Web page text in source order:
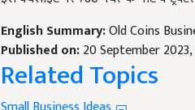
Old Coins
Published on:20 September
Related Topics
Small Business Ideas